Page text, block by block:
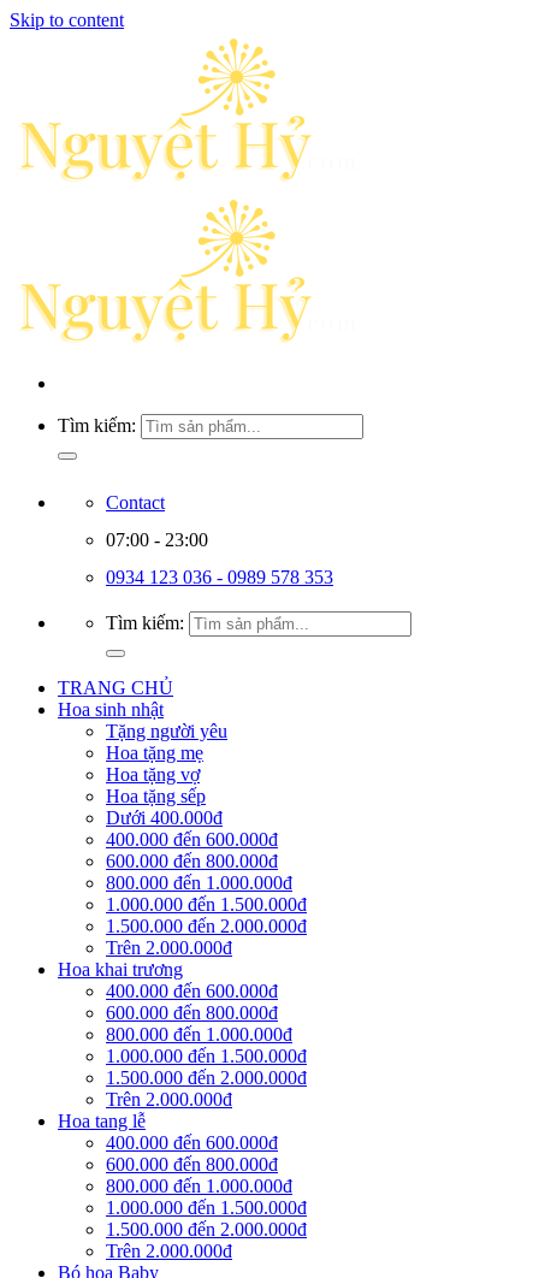
Skip to content
Tìm kiếm:
Contact
07:00 - 23:00
0934 123 036 - 0989 578 353
Tìm kiếm:
TRANG CHỦ
Hoa sinh nhật
Tặng người yêu
Hoa tặng mẹ
Hoa tặng vợ
Hoa tặng sếp
Dưới 400.000đ
400.000 đến 600.000đ
600.000 đến 800.000đ
800.000 đến 1.000.000đ
1.000.000 đến 1.500.000đ
1.500.000 đến 2.000.000đ
Trên 2.000.000đ
Hoa khai trương
400.000 đến 600.000đ
600.000 đến 800.000đ
800.000 đến 1.000.000đ
1.000.000 đến 1.500.000đ
1.500.000 đến 2.000.000đ
Trên 2.000.000đ
Hoa tang lễ
400.000 đến 600.000đ
600.000 đến 800.000đ
800.000 đến 1.000.000đ
1.000.000 đến 1.500.000đ
1.500.000 đến 2.000.000đ
Trên 2.000.000đ
Bó hoa Baby